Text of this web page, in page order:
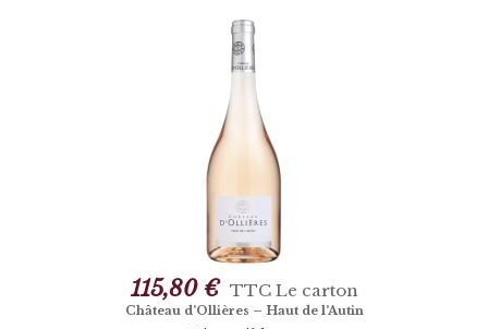
115,80 € TTCLe carton
Château d’Ollières – Haut de l’Autin